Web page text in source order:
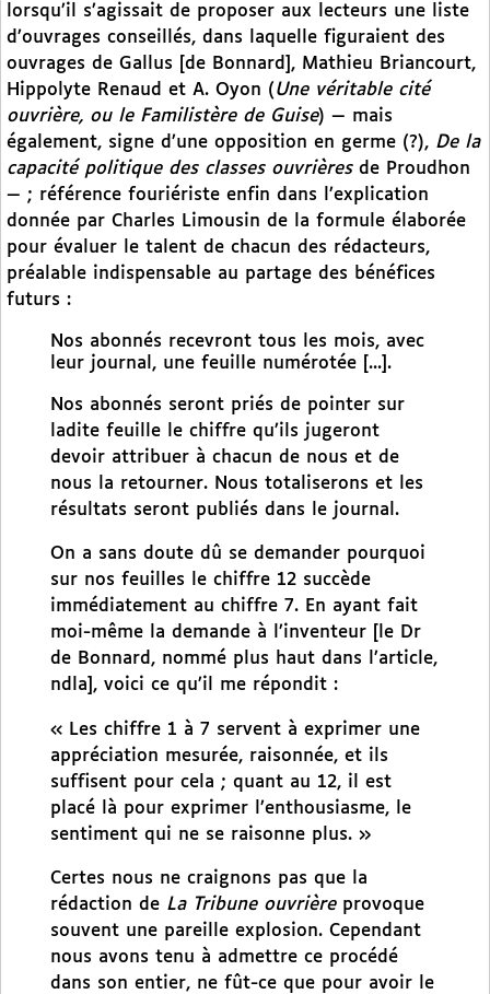
lorsqu’il s’agissait de proposer aux lecteurs une liste
d’ouvrages conseillés, dans laquelle figuraient des
ouvrages de Gallus [de Bonnard], Mathieu Briancourt,
Hippolyte Renaud et A. Oyon (Une véritable cité
ouvrière, ou le Familistère de Guise) — mais
également, signe d’une opposition en germe (?), De la
capacité politique des classes ouvrièresde Proudhon
— ; référence fouriériste enfin dans l’explication
donnée par Charles Limousin de la formule élaborée
pour évaluer le talent de chacun des rédacteurs,
préalable indispensable au partage des bénéfices
futurs :
Nos abonnés recevront tous les mois, avec
leur journal, une feuille numérotée [...].
Nos abonnés seront priés de pointer sur
ladite feuille le chiffre qu’ils jugeront
devoir attribuer à chacun de nous et de
nous la retourner. Nous totaliserons et les
résultats seront publiés dans le journal.
On a sans doute dû se demander pourquoi
sur nos feuilles le chiffre 12 succède
immédiatement au chiffre 7. En ayant fait
moi-même la demande à l’inventeur [le Dr
de Bonnard, nommé plus haut dans l’article,
ndla], voici ce qu’il me répondit :
« Les chiffre 1 à 7 servent à exprimer une
appréciation mesurée, raisonnée, et ils
suffisent pour cela ; quant au 12, il est
placé là pour exprimer l’enthousiasme, le
sentiment qui ne se raisonne plus. »
Certes nous ne craignons pas que la
rédaction de La Tribune ouvrière provoque
souvent une pareille explosion. Cependant
nous avons tenu à admettre ce procédé
dans son entier, ne fût-ce que pour avoir le